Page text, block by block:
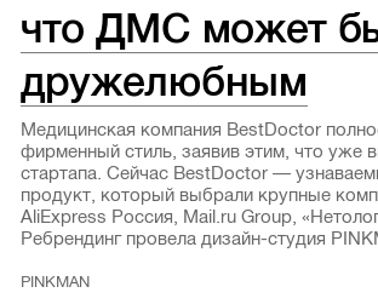
что ДМС может
дружелюбным
Медицинская компания BestDoctor
фирменный стиль, заявив этим, что уже
стартапа. Сейчас BestDoctor —
продукт, который выбрали крупные
AliExpress Россия, Mail.ru Group,
Ребрендинг провела дизайн-студия
PINKMAN